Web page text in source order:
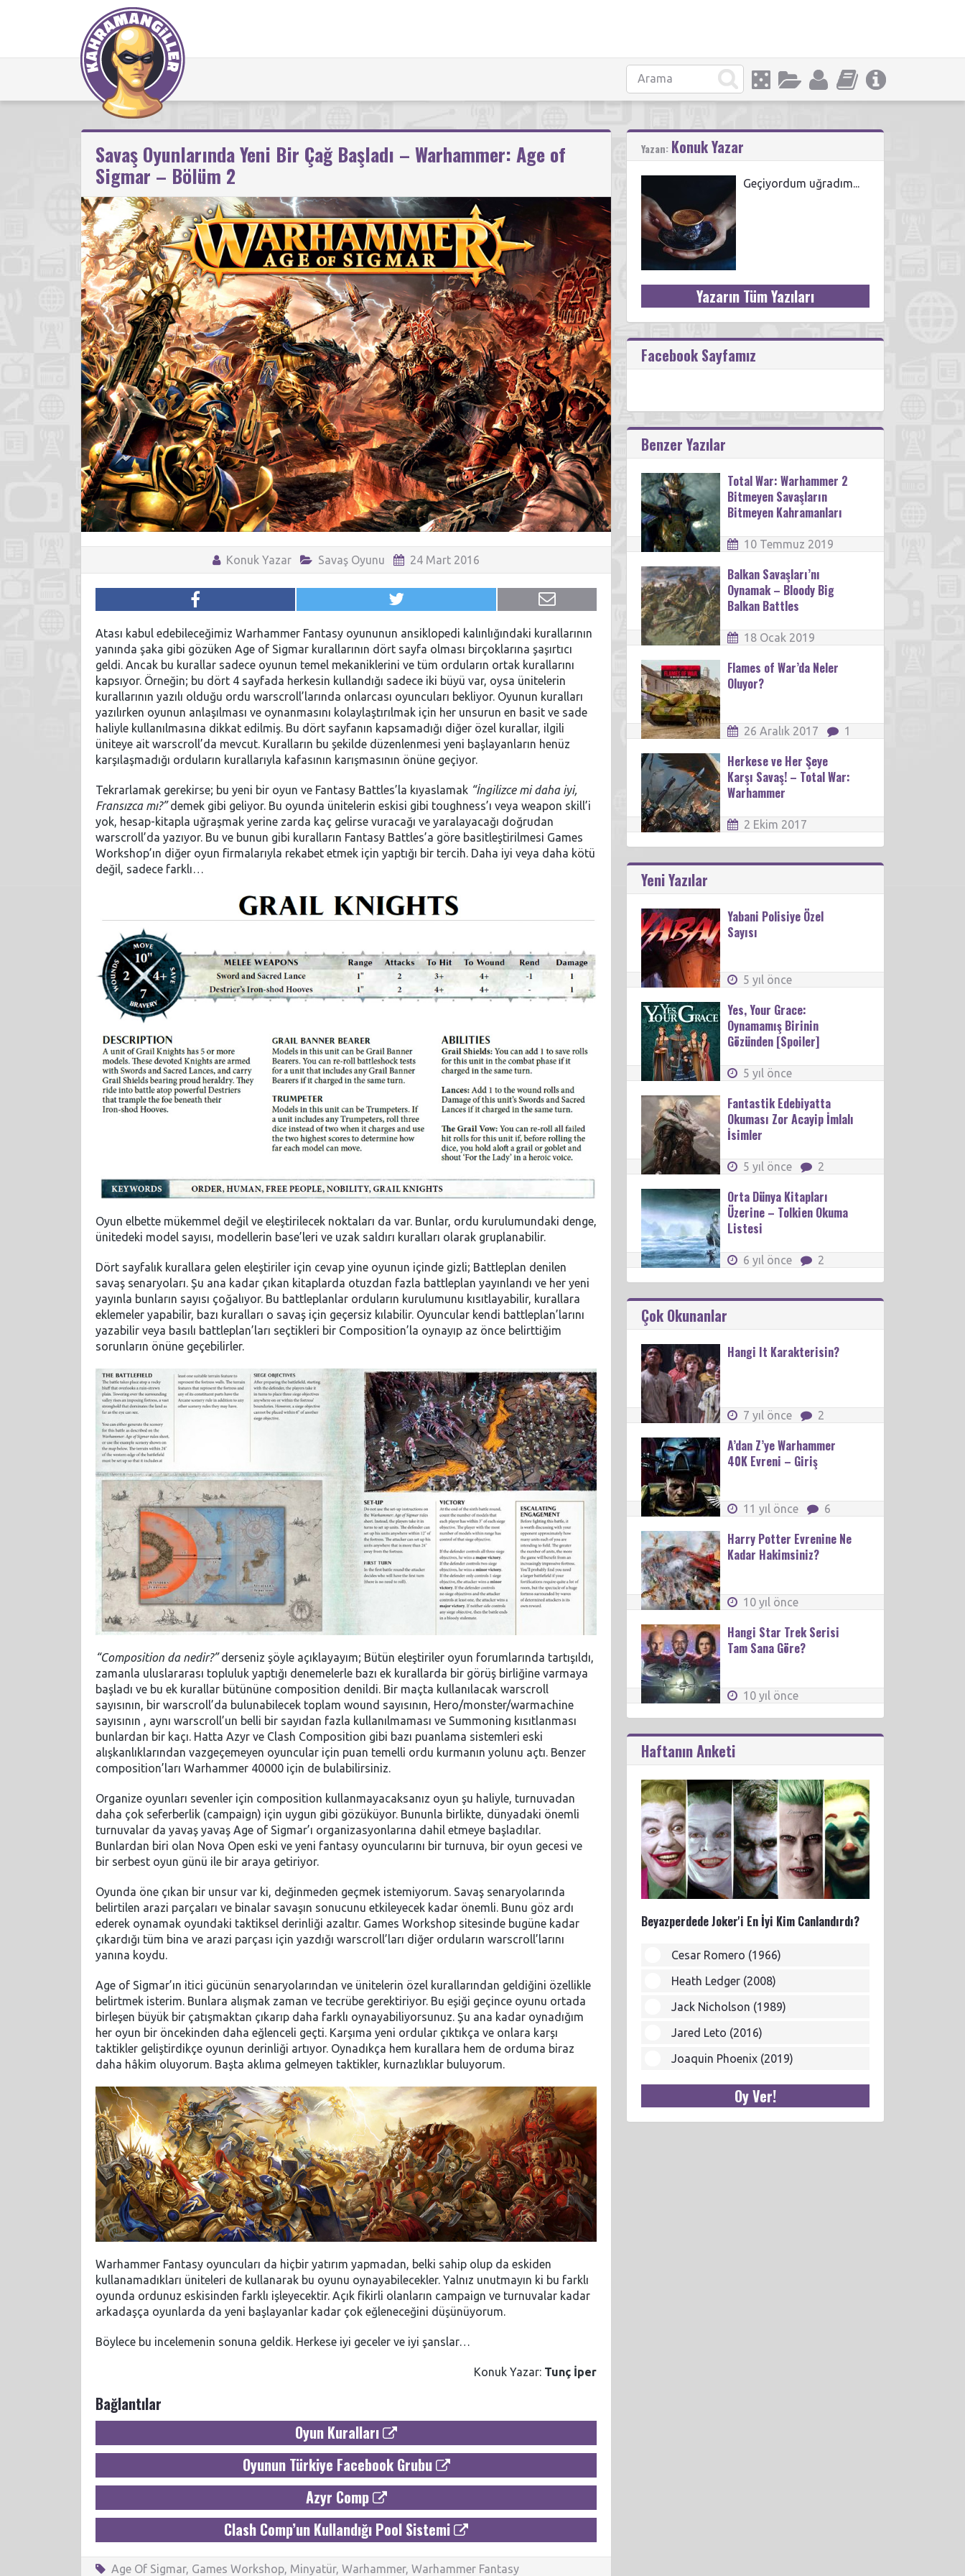
Savaş Oyunlarında Yeni Bir Çağ Başladı – Warhammer: Age of
Sigmar – Bölüm 2
Konuk Yazar Savaş Oyunu 24 Mart 2016
Atası kabul edebileceğimiz Warhammer Fantasy oyununun ansiklopedi kalınlığındaki kurallarının
yanında şaka gibi gözüken Age of Sigmar kurallarının dört sayfa olması birçoklarına şaşırtıcı
geldi. Ancak bu kurallar sadece oyunun temel mekaniklerini ve tüm orduların ortak kurallarını
kapsıyor. Örneğin; bu dört 4 sayfada herkesin kullandığı sadece iki büyü var, oysa ünitelerin
kurallarının yazılı olduğu ordu warscroll’larında onlarcası oyuncuları bekliyor. Oyunun kuralları
yazılırken oyunun anlaşılması ve oynanmasını kolaylaştırılmak için her unsurun en basit ve sade
haliyle kullanılmasına dikkat edilmiş. Bu dört sayfanın kapsamadığı diğer özel kurallar, ilgili
üniteye ait warscroll’da mevcut. Kuralların bu şekilde düzenlenmesi yeni başlayanların henüz
karşılaşmadığı orduların kurallarıyla kafasının karışmasının önüne geçiyor.
Tekrarlamak gerekirse; bu yeni bir oyun ve Fantasy Battles’la kıyaslamak “İngilizce mi daha iyi,
Fransızca mı?”demek gibi geliyor. Bu oyunda ünitelerin eskisi gibi toughness’ı veya weapon skill’i
yok, hesap-kitapla uğraşmak yerine zarda kaç gelirse vuracağı ve yaralayacağı doğrudan
warscroll’da yazıyor. Bu ve bunun gibi kuralların Fantasy Battles’a göre basitleştirilmesi Games
Workshop’ın diğer oyun firmalarıyla rekabet etmek için yaptığı bir tercih. Daha iyi veya daha kötü
değil, sadece farklı…
Oyun elbette mükemmel değil ve eleştirilecek noktaları da var. Bunlar, ordu kurulumundaki denge,
ünitedeki model sayısı, modellerin base’leri ve uzak saldırı kuralları olarak gruplanabilir.
Dört sayfalık kurallara gelen eleştiriler için cevap yine oyunun içinde gizli; Battleplan denilen
savaş senaryoları. Şu ana kadar çıkan kitaplarda otuzdan fazla battleplan yayınlandı ve her yeni
yayınla bunların sayısı çoğalıyor. Bu battleplanlar orduların kurulumunu kısıtlayabilir, kurallara
eklemeler yapabilir, bazı kuralları o savaş için geçersiz kılabilir. Oyuncular kendi battleplan’larını
yazabilir veya basılı battleplan’ları seçtikleri bir Composition’la oynayıp az önce belirttiğim
sorunların önüne geçebilirler.
“Composition da nedir?”derseniz şöyle açıklayayım; Bütün eleştiriler oyun forumlarında tartışıldı,
zamanla uluslararası topluluk yaptığı denemelerle bazı ek kurallarda bir görüş birliğine varmaya
başladı ve bu ek kurallar bütününe composition denildi. Bir maçta kullanılacak warscroll
sayısının, bir warscroll’da bulunabilecek toplam wound sayısının, Hero/monster/warmachine
sayısının , aynı warscroll’un belli bir sayıdan fazla kullanılmaması ve Summoning kısıtlanması
bunlardan bir kaçı. Hatta Azyr ve Clash Composition gibi bazı puanlama sistemleri eski
alışkanlıklarından vazgeçemeyen oyuncular için puan temelli ordu kurmanın yolunu açtı. Benzer
composition’ları Warhammer 40000 için de bulabilirsiniz.
Organize oyunları sevenler için composition kullanmayacaksanız oyun şu haliyle, turnuvadan
daha çok seferberlik (campaign) için uygun gibi gözüküyor. Bununla birlikte, dünyadaki önemli
turnuvalar da yavaş yavaş Age of Sigmar’ı organizasyonlarına dahil etmeye başladılar.
Bunlardan biri olan Nova Open eski ve yeni fantasy oyuncularını bir turnuva, bir oyun gecesi ve
bir serbest oyun günü ile bir araya getiriyor.
Oyunda öne çıkan bir unsur var ki, değinmeden geçmek istemiyorum. Savaş senaryolarında
belirtilen arazi parçaları ve binalar savaşın sonucunu etkileyecek kadar önemli. Bunu göz ardı
ederek oynamak oyundaki taktiksel derinliği azaltır. Games Workshop sitesinde bugüne kadar
çıkardığı tüm bina ve arazi parçası için yazdığı warscroll’ları diğer orduların warscroll’larını
yanına koydu.
Age of Sigmar’ın itici gücünün senaryolarından ve ünitelerin özel kurallarından geldiğini özellikle
belirtmek isterim. Bunlara alışmak zaman ve tecrübe gerektiriyor. Bu eşiği geçince oyunu ortada
birleşen büyük bir çatışmaktan çıkarıp daha farklı oynayabiliyorsunuz. Şu ana kadar oynadığım
her oyun bir öncekinden daha eğlenceli geçti. Karşıma yeni ordular çıktıkça ve onlara karşı
taktikler geliştirdikçe oyunun derinliği artıyor. Oynadıkça hem kurallara hem de orduma biraz
daha hâkim oluyorum. Başta aklıma gelmeyen taktikler, kurnazlıklar buluyorum.
Warhammer Fantasy oyuncuları da hiçbir yatırım yapmadan, belki sahip olup da eskiden
kullanamadıkları üniteleri de kullanarak bu oyunu oynayabilecekler. Yalnız unutmayın ki bu farklı
oyunda ordunuz eskisinden farklı işleyecektir. Açık fikirli olanların campaign ve turnuvalar kadar
arkadaşça oyunlarda da yeni başlayanlar kadar çok eğleneceğini düşünüyorum.
Böylece bu incelemenin sonuna geldik. Herkese iyi geceler ve iyi şanslar…
Konuk Yazar: Tunç İper
Bağlantılar
Oyun Kuralları
Oyunun Türkiye Facebook Grubu
Azyr Comp
Clash Comp’un Kullandığı Pool Sistemi
Age Of Sigmar, Games Workshop, Minyatür, Warhammer, Warhammer Fantasy
Yazan: Konuk Yazar
Geçiyordum uğradım...
Yazarın Tüm Yazıları
Facebook Sayfamız
Benzer Yazılar
Total War: Warhammer 2
Bitmeyen Savaşların
Bitmeyen Kahramanları
10 Temmuz 2019
Balkan Savaşları’nı
Oynamak – Bloody Big
Balkan Battles
18 Ocak 2019
Flames of War’da Neler
Oluyor?
26 Aralık 2017 1
Herkese ve Her Şeye
Karşı Savaş! – Total War:
Warhammer
2 Ekim 2017
Yeni Yazılar
Yabani Polisiye Özel
Sayısı
5 yıl önce
Yes, Your Grace:
Oynamamış Birinin
Gözünden [Spoiler]
5 yıl önce
Fantastik Edebiyatta
Okuması Zor Acayip İmlalı
İsimler
5 yıl önce 2
Orta Dünya Kitapları
Üzerine – Tolkien Okuma
Listesi
6 yıl önce 2
Çok Okunanlar
Hangi It Karakterisin?
7 yıl önce 2
A’dan Z’ye Warhammer
40K Evreni – Giriş
11 yıl önce 6
Harry Potter Evrenine Ne
Kadar Hakimsiniz?
10 yıl önce
Hangi Star Trek Serisi
Tam Sana Göre?
10 yıl önce
Haftanın Anketi
Beyazperdede Joker'i En İyi Kim Canlandırdı?
Cesar Romero (1966)
Heath Ledger (2008)
Jack Nicholson (1989)
Jared Leto (2016)
Joaquin Phoenix (2019)
Oy Ver!